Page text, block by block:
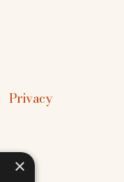
Privacy
×